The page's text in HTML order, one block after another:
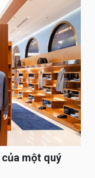
của một quý